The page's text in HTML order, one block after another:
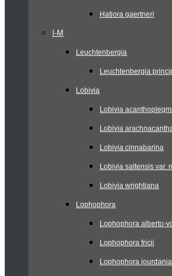
Hatiora gaertneri
I-M
Leuchtenbergia
Leuchtenbergia
Lobivia
Lobivia
Lobivia
Lobivia cinnabarina
Lobivia saltensis var.
Lobivia wrightiana
Lophophora
Lophophora alberto-
Lophophora fricii
Lophophora